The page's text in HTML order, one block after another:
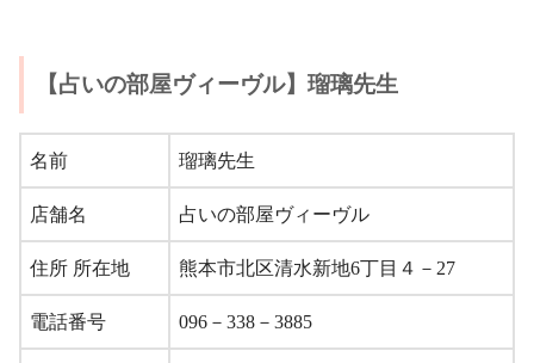
【占いの部屋ヴィーヴル】瑠璃先生
名前 瑠璃先生
店舗名 占いの部屋ヴィーヴル
住所 所在地 熊本市北区清水新地6丁目４－27
電話番号 096－338－3885